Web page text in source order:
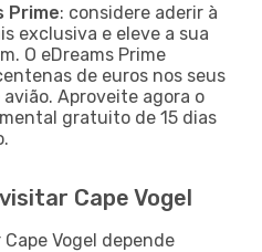
Prime: considere aderir à
exclusiva e eleve a sua
O eDreams Prime
de euros nos seus
Aproveite agora o
gratuito de 15 dias
Cape Vogel
Vogel depende